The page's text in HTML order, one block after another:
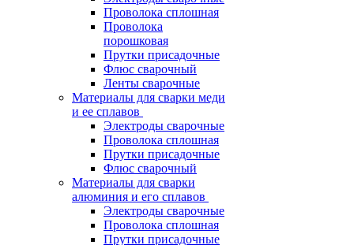
Проволока сплошная
Проволока
порошковая
Прутки присадочные
Флюс сварочный
Ленты сварочные
Материалы для сварки меди
и ее сплавов
Электроды сварочные
Проволока сплошная
Прутки присадочные
Флюс сварочный
Материалы для сварки
алюминия и его сплавов
Электроды сварочные
Проволока сплошная
Прутки присадочные